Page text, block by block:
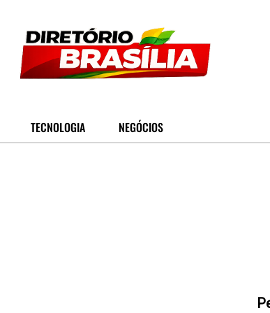
TECNOLOGIA NEGÓCIOS